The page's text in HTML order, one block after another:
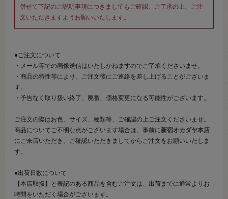
併せて下記のご説明事項につきましてもご確認、ご了承の上、ご注
文いただきますようお願いいたします。
●ご注文について
・メール等での画像送信はいたしかねますのでご了承くださいませ。
・商品の特性等により、ご注文後にご連絡を差し上げることがございま
す。
・予告なく取り扱い終了、廃番、価格変更になる可能性がございます。
ご注文の際はお色、サイズ、種類等、ご確認の上ご注文くださいませ。
商品についてご不明な点がございます場合は、事前に新宿オカダヤ本店
にご来店いただき、ご確認いただきましてからご注文をお願いいたしま
す。
●出荷日数について
【本店取扱】と表記のある商品を含むご注文は、出荷までに通常よりお
時間をいただく場合がございます。